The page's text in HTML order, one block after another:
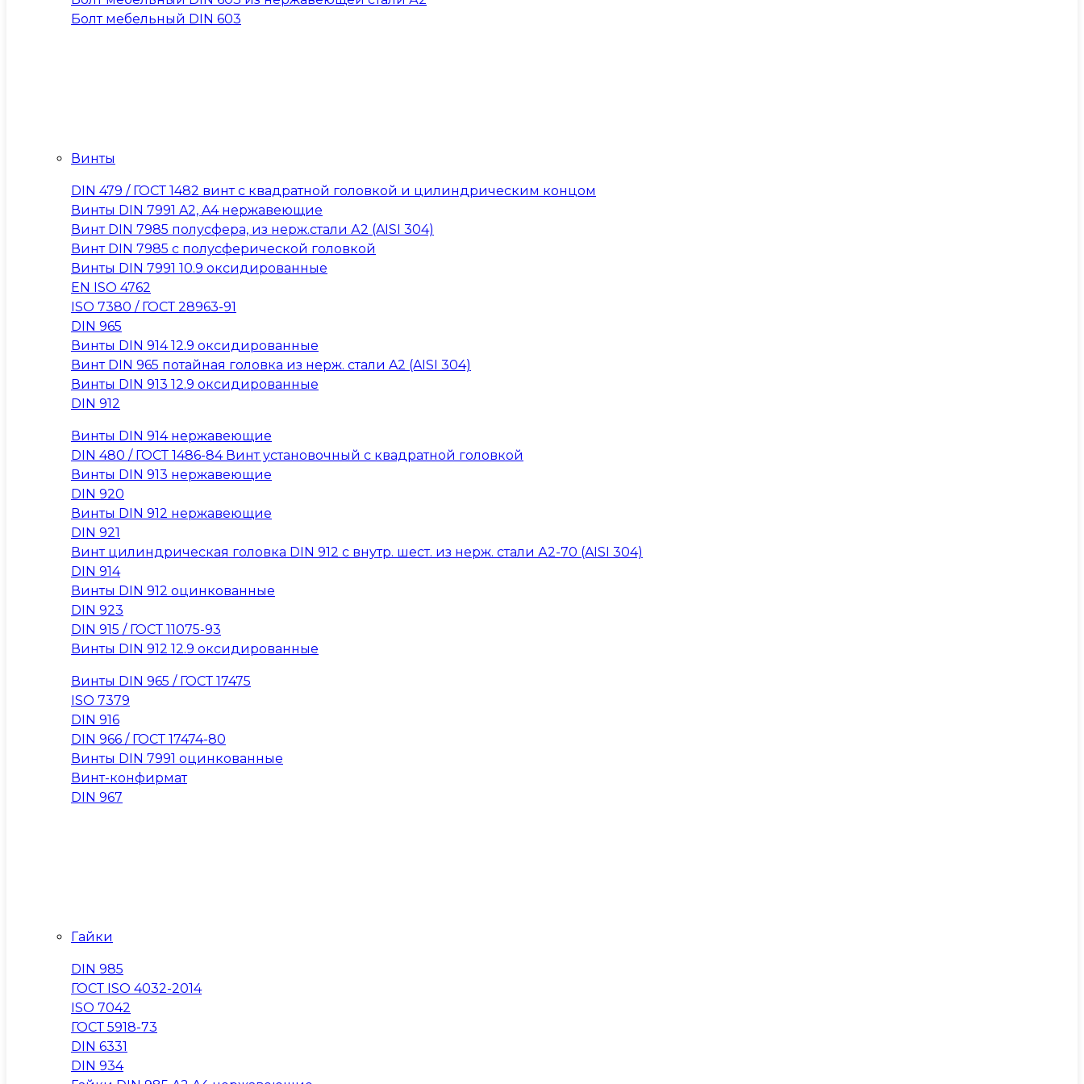
Болт мебельный DIN 603
Винты
DIN 479 / ГОСТ 1482 винт с квадратной головкой и цилиндрическим концом
Винты DIN 7991 A2, A4 нержавеющие
Винт DIN 7985 полусфера, из нерж.стали А2 (AISI 304)
Винт DIN 7985 с полусферической головкой
Винты DIN 7991 10.9 оксидированные
EN ISO 4762
ISO 7380 / ГОСТ 28963-91
DIN 965
Винты DIN 914 12.9 оксидированные
Винт DIN 965 потайная головка из нерж. стали A2 (AISI 304)
Винты DIN 913 12.9 оксидированные
DIN 912
Винты DIN 914 нержавеющие
DIN 480 / ГОСТ 1486-84 Винт установочный с квадратной головкой
Винты DIN 913 нержавеющие
DIN 920
Винты DIN 912 нержавеющие
DIN 921
Винт цилиндрическая головка DIN 912 с внутр. шест. из нерж. стали А2-70 (AISI 304)
DIN 914
Винты DIN 912 оцинкованные
DIN 923
DIN 915 / ГОСТ 11075-93
Винты DIN 912 12.9 оксидированные
Винты DIN 965 / ГОСТ 17475
ISO 7379
DIN 916
DIN 966 / ГОСТ 17474-80
Винты DIN 7991 оцинкованные
Винт-конфирмат
DIN 967
Гайки
DIN 985
ГОСТ ISO 4032-2014
ISO 7042
ГОСТ 5918-73
DIN 6331
DIN 934